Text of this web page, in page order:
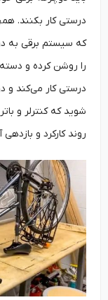
درستی کار بکنند.
که سیستم برقی به
را روشن کرده و دسته گاز
درستی کار می‌کند و
شوید که کنترلر و
روند کارکرد و بازدهی آن